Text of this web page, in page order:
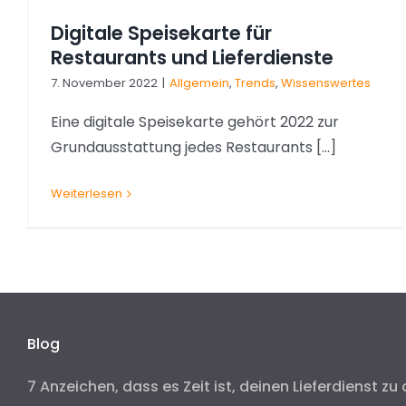
Digitale Speisekarte für
Restaurants und Lieferdienste
7. November 2022 | Allgemein, Trends, Wissenswertes
Eine digitale Speisekarte gehört 2022 zur
Grundausstattung jedes Restaurants [...]
Weiterlesen
Blog
7 Anzeichen, dass es Zeit ist, deinen Lieferdienst